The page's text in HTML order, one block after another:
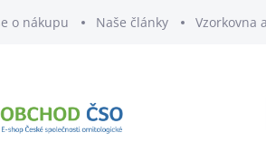
o nákupu Naše články Vzorkovna